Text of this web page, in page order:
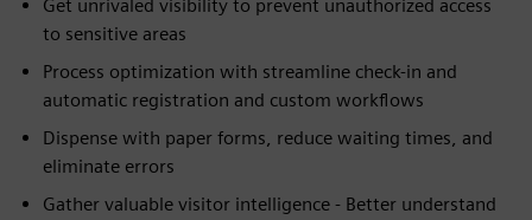
Get unrivaled visibility to prevent unauthorized access
to sensitive areas
Process optimization with streamline check-in and
automatic registration and custom workflows
Dispense with paper forms, reduce waiting times, and
eliminate errors
Gather valuable visitor intelligence - Better understand